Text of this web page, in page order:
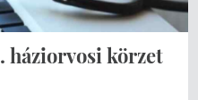
háziorvosi körzet